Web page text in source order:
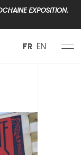
EXPOSITION.
FR EN